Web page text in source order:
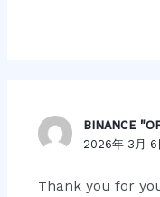
BINANCE
2026年 3月 6
Thank you for